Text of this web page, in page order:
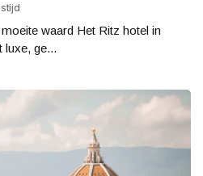
waard Het Ritz hotel in
luxe, ge...